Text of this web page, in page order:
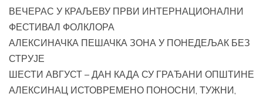
ВЕЧЕРАС У КРАЉЕВУ ПРВИ ИНТЕРНАЦИОНАЛНИ
ФЕСТИВАЛ ФОЛКЛОРА
АЛЕКСИНАЧКА ПЕШАЧКА ЗОНА У ПОНЕДЕЉАК БЕЗ
СТРУЈЕ
ШЕСТИ АВГУСТ – ДАН КАДА СУ ГРАЂАНИ ОПШТИНЕ
АЛЕКСИНАЦ ИСТОВРЕМЕНО ПОНОСНИ, ТУЖНИ,